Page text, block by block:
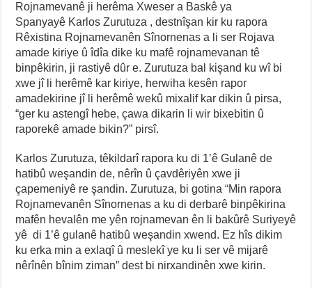
Rojnamevanê ji herêma Xweser a Baskê ya
Spanyayê Karlos Zurutuza , destnîşan kir ku rapora
Rêxistina Rojnamevanên Sînornenas a li ser Rojava
amade kiriye û îdîa dike ku mafê rojnamevanan tê
binpêkirin, ji rastiyê dûr e. Zurutuza bal kişand ku wî bi
xwe jî li herêmê kar kiriye, herwiha kesên rapor
amadekirine jî li herêmê wekû mixalif kar dikin û pirsa,
“ger ku astengî hebe, çawa dikarin li wir bixebitin û
raporekê amade bikin?” pirsî.
Karlos Zurutuza, têkildarî rapora ku di 1’ê Gulanê de
hatibû weşandin de, nêrîn û çavdêriyên xwe ji
çapemeniyê re şandin. Zurutuza, bi gotina “Min rapora
Rojnamevanên Sînornenas a ku di derbarê binpêkirina
mafên hevalên me yên rojnamevan ên li bakûrê Suriyeyê
yê di 1’ê gulanê hatibû weşandin xwend. Ez hîs dikim
ku erka min a exlaqî û meslekî ye ku li ser vê mijarê
nêrînên bînim ziman” dest bi nirxandinên xwe kirin.